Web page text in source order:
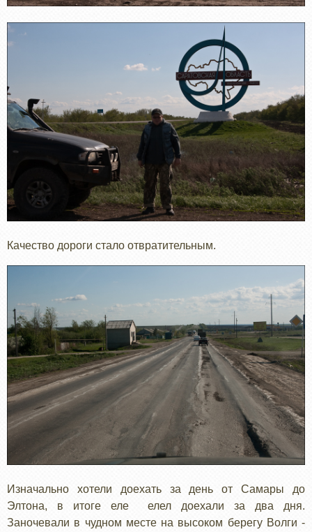
Качество дороги стало отвратительным.
Изначально хотели доехать за день от Самары до
Элтона, в итоге еле елел доехали за два дня.
Заночевали в чудном месте на высоком берегу Волги -